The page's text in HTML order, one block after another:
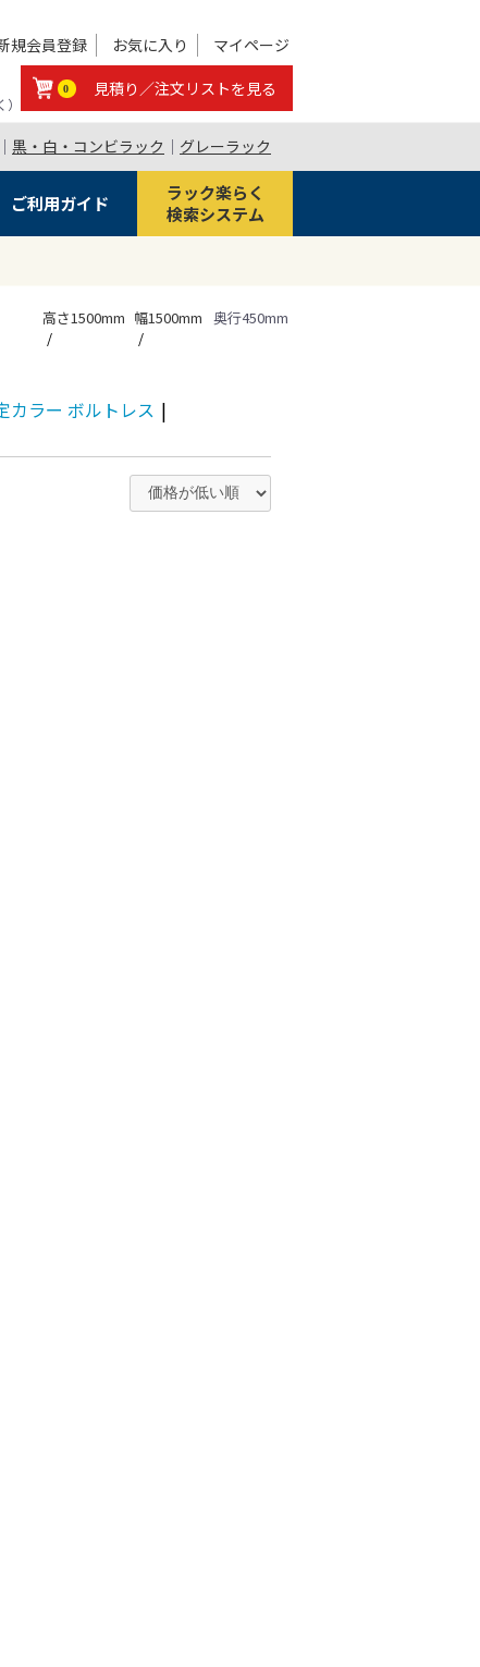
規会員登録 お気に入り マイページ
0 見積り／注文リストを見る
｜ 黒・白・コンビラック ｜ グレーラック
ご利用ガイド
ラック楽らく
検索システム
高さ1500mm 幅1500mm 奥行450mm
カラー ボルトレス |